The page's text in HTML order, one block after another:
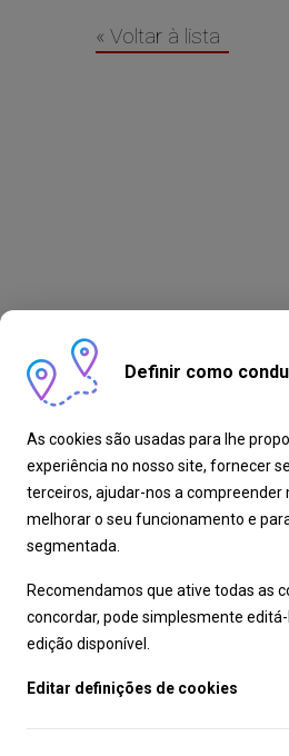
« Voltar à lista
Definir como
As cookies são usadas para lhe
experiência no nosso site, fornecer
terceiros, ajudar-nos a compreender
melhorar o seu funcionamento e
segmentada.
Recomendamos que ative todas as
concordar, pode simplesmente
edição disponível.
Editar definições de cookies